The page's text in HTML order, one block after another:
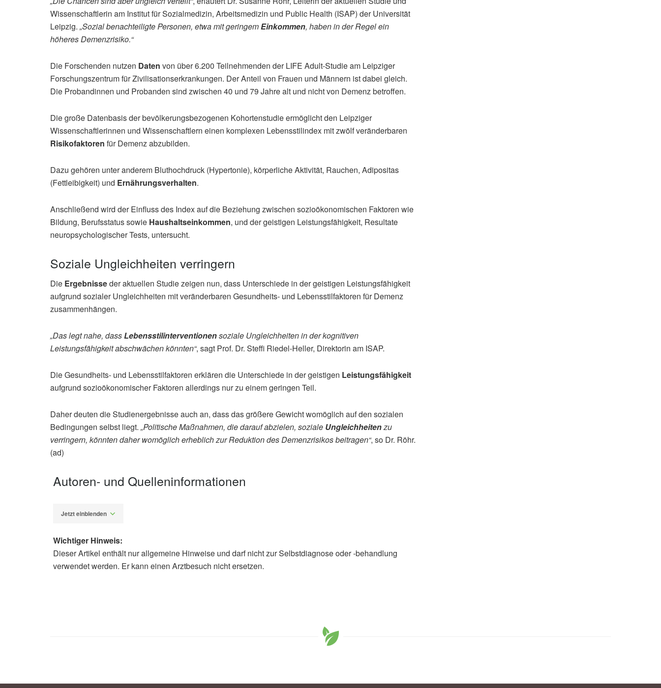
Wissenschaftlerin am Institut für Sozialmedizin, Arbeitsmedizin und Public Health (ISAP) der Universität
Leipzig. „Sozial benachteiligte Personen, etwa mit geringemEinkommen, haben in der Regel ein
höheres Demenzrisiko.“
Die Forschenden nutzen Daten von über 6.200 Teilnehmenden der LIFE Adult-Studie am Leipziger
Forschungszentrum für Zivilisationserkrankungen. Der Anteil von Frauen und Männern ist dabei gleich.
Die Probandinnen und Probanden sind zwischen 40 und 79 Jahre alt und nicht von Demenz betroffen.
Die große Datenbasis der bevölkerungsbezogenen Kohortenstudie ermöglicht den Leipziger
Wissenschaftlerinnen und Wissenschaftlern einen komplexen Lebensstilindex mit zwölf veränderbaren
Risikofaktoren für Demenz abzubilden.
Dazu gehören unter anderem Bluthochdruck (Hypertonie), körperliche Aktivität, Rauchen, Adipositas
(Fettleibigkeit) und Ernährungsverhalten.
Anschließend wird der Einfluss des Index auf die Beziehung zwischen sozioökonomischen Faktoren wie
Bildung, Berufsstatus sowie Haushaltseinkommen, und der geistigen Leistungsfähigkeit, Resultate
neuropsychologischer Tests, untersucht.
Soziale Ungleichheiten verringern
Die Ergebnisseder aktuellen Studie zeigen nun, dass Unterschiede in der geistigen Leistungsfähigkeit
aufgrund sozialer Ungleichheiten mit veränderbaren Gesundheits- und Lebensstilfaktoren für Demenz
zusammenhängen.
„Das legt nahe, dassLebensstilinterventionensoziale Ungleichheiten in der kognitiven
Leistungsfähigkeit abschwächen könnten“, sagt Prof. Dr. Steffi Riedel-Heller, Direktorin am ISAP.
Die Gesundheits- und Lebensstilfaktoren erklären die Unterschiede in der geistigen Leistungsfähigkeit
aufgrund sozioökonomischer Faktoren allerdings nur zu einem geringen Teil.
Daher deuten die Studienergebnisse auch an, dass das größere Gewicht womöglich auf den sozialen
Bedingungen selbst liegt. „Politische Maßnahmen, die darauf abzielen, soziale Ungleichheitenzu
verringern, könnten daher womöglich erheblich zur Reduktion des Demenzrisikos beitragen“, so Dr. Röhr.
(ad)
Autoren- und Quelleninformationen
Jetzt einblenden
Alfred Domke
Dementia; in: Journal of Alzheimer’s Disease, (veröffentlicht: 06.12.2022),
Wichtiger Hinweis:
Dieser Artikel enthält nur allgemeine Hinweise und darf nicht zur Selbstdiagnose oder -behandlung
verwendet werden. Er kann einen Arztbesuch nicht ersetzen.